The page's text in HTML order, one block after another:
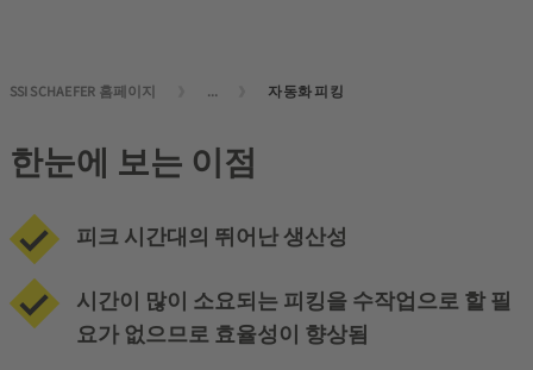
SSI SCHAEFER 홈페이지 ... 자동화 피킹
한눈에 보는 이점
피크 시간대의 뛰어난 생산성
시간이 많이 소요되는 피킹을 수작업으로 할 필
요가 없으므로 효율성이 향상됨